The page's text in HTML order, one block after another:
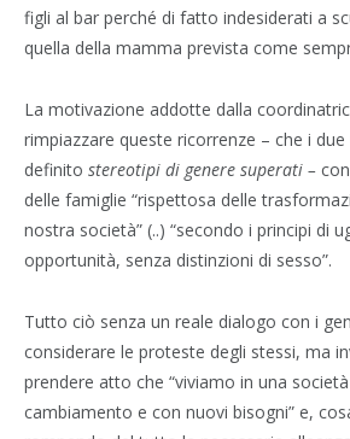
figli al bar perché di fatto indesiderati a
quella della mamma prevista come
La motivazione addotte dalla
rimpiazzare queste ricorrenze – che i
definito stereotipi di genere superati –
delle famiglie “rispettosa delle
nostra società” (..) “secondo i principi di
opportunità, senza distinzioni di sesso”.
Tutto ciò senza un reale dialogo con i
considerare le proteste degli stessi, ma
prendere atto che “viviamo in una
cambiamento e con nuovi bisogni” e,